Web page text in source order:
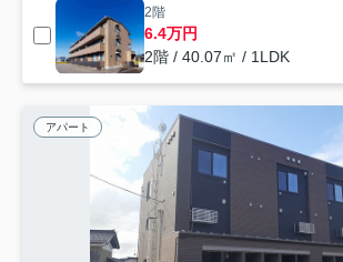
2階
6.4万円
2階 / 40.07㎡ / 1LDK
アパート